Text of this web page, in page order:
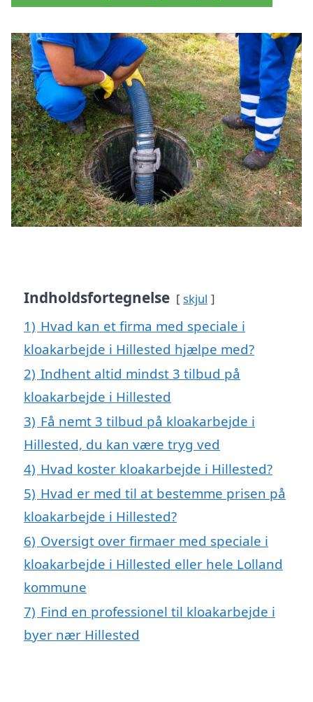
Indholdsfortegnelse skjul
1) Hvad kan et firma med speciale i
kloakarbejde i Hillested hjælpe med?
2) Indhent altid mindst 3 tilbud på
kloakarbejde i Hillested
3) Få nemt 3 tilbud på kloakarbejde i
Hillested, du kan være tryg ved
4) Hvad koster kloakarbejde i Hillested?
5) Hvad er med til at bestemme prisen på
kloakarbejde i Hillested?
6) Oversigt over firmaer med speciale i
kloakarbejde i Hillested eller hele Lolland
kommune
7) Find en professionel til kloakarbejde i
byer nær Hillested